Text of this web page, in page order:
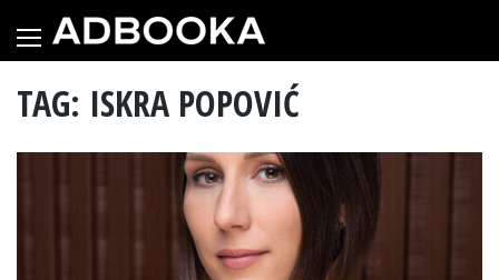
content
TAG: ISKRA POPOVIĆ